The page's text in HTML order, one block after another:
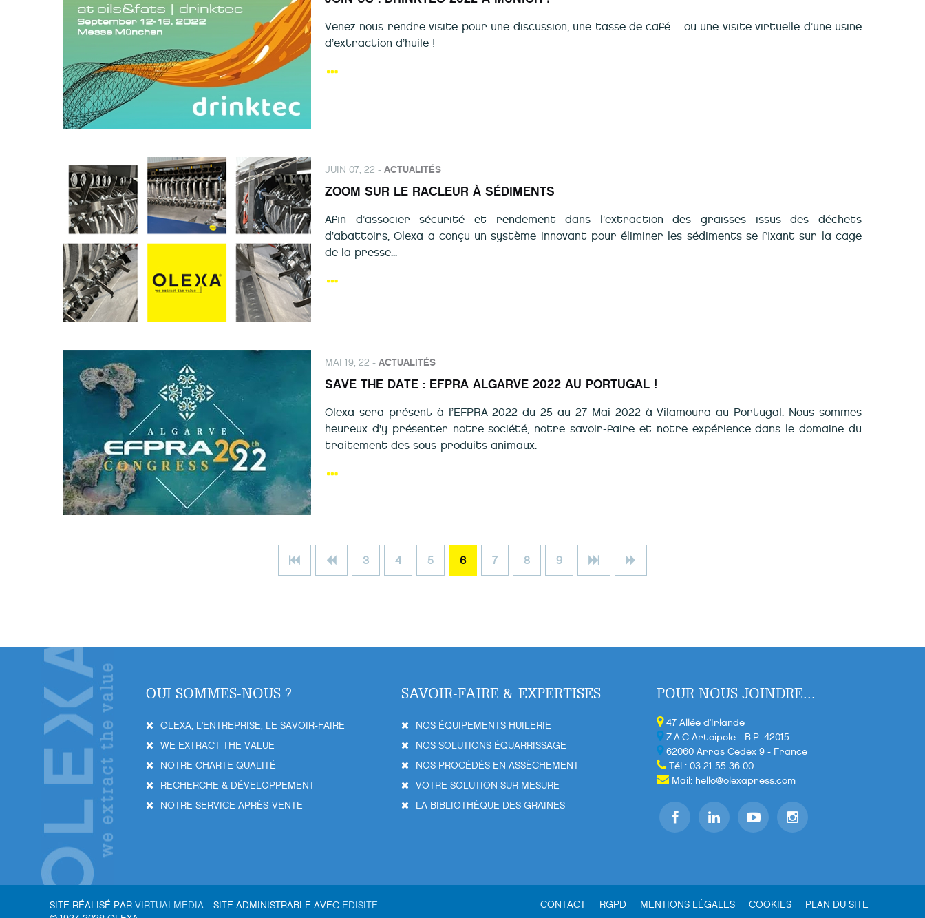
Venez nous rendre visite pour une discussion, une tasse de café… ou une visite virtuelle d’une usine
d’extraction d’huile !
JUIN 07, 22 - ACTUALITÉS
ZOOM SUR LE RACLEUR À SÉDIMENTS
Afin d’associer sécurité et rendement dans l’extraction des graisses issus des déchets
d’abattoirs, Olexa a conçu un système innovant pour éliminer les sédiments se fixant sur la cage
de la presse...
MAI 19, 22 - ACTUALITÉS
SAVE THE DATE : EFPRA ALGARVE 2022 AU PORTUGAL !
Olexa sera présent à l’EFPRA 2022 du 25 au 27 Mai 2022 à Vilamoura au Portugal. Nous sommes
heureux d'y présenter notre société, notre savoir-faire et notre expérience dans le domaine du
traitement des sous-produits animaux.
3 4 5 6 7 8 9
QUI SOMMES-NOUS ?
OLEXA, L'ENTREPRISE, LE SAVOIR-FAIRE
WE EXTRACT THE VALUE
NOTRE CHARTE QUALITÉ
RECHERCHE & DÉVELOPPEMENT
NOTRE SERVICE APRÈS-VENTE
SAVOIR-FAIRE & EXPERTISES
NOS ÉQUIPEMENTS HUILERIE
NOS SOLUTIONS ÉQUARRISSAGE
NOS PROCÉDÉS EN ASSÈCHEMENT
VOTRE SOLUTION SUR MESURE
LA BIBLIOTHÈQUE DES GRAINES
POUR NOUS JOINDRE...
47 Allée d'Irlande
Z.A.C Artoipole - B.P. 42015
62060 Arras Cedex 9 - France
Tél : 03 21 55 36 00
Mail: hello@olexapress.com
CONTACT RGPD MENTIONS LÉGALES COOKIES PLAN DU SITE
SITE RÉALISÉ PAR VIRTUALMEDIA SITE ADMINISTRABLE AVEC EDISITE